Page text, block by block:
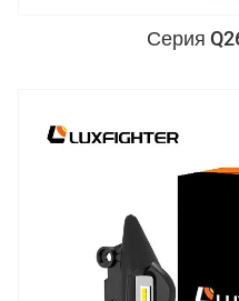
Серия